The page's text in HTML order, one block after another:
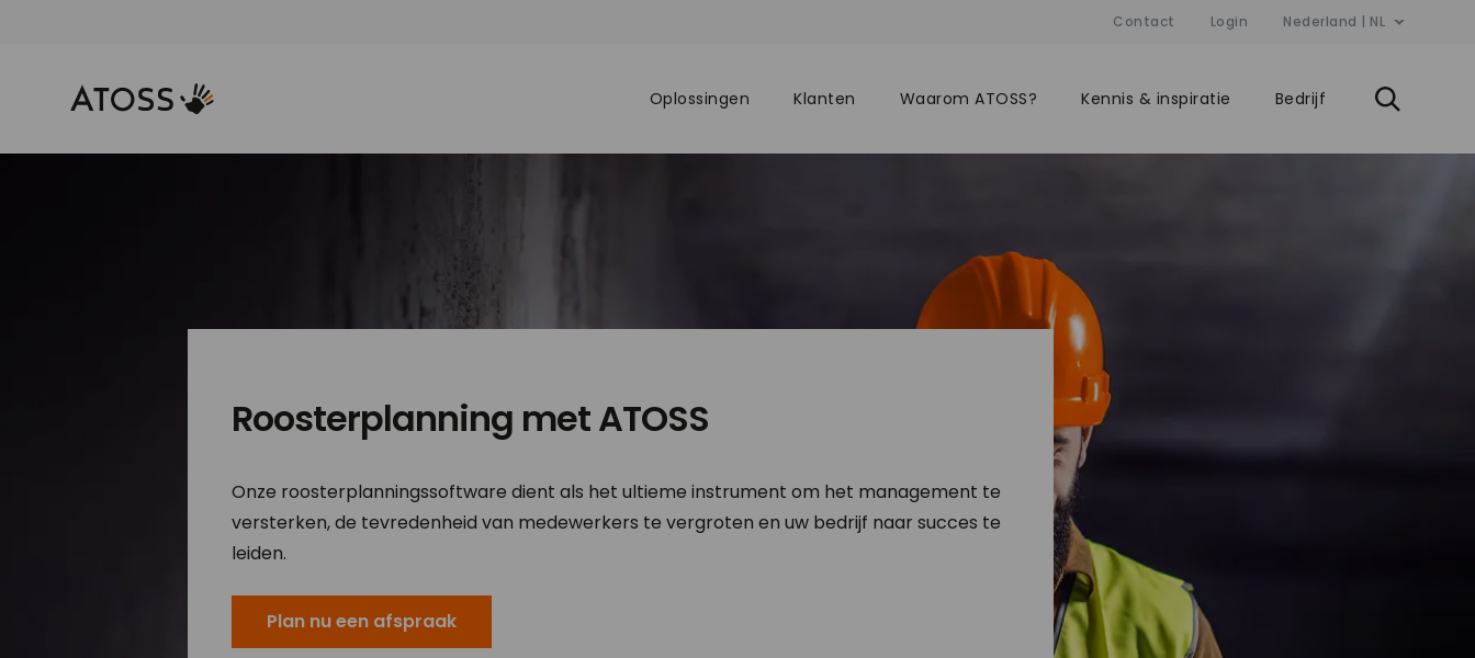
Contact Login Nederland | NL
Oplossingen Klanten Waarom ATOSS? Kennis & inspiratie Bedrijf
Roosterplanning met ATOSS
Onze roosterplanningssoftware dient als het ultieme instrument om het management te
versterken, de tevredenheid van medewerkers te vergroten en uw bedrijf naar succes te
leiden.
Plan nu een afspraak